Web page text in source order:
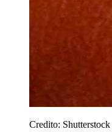
Credito: